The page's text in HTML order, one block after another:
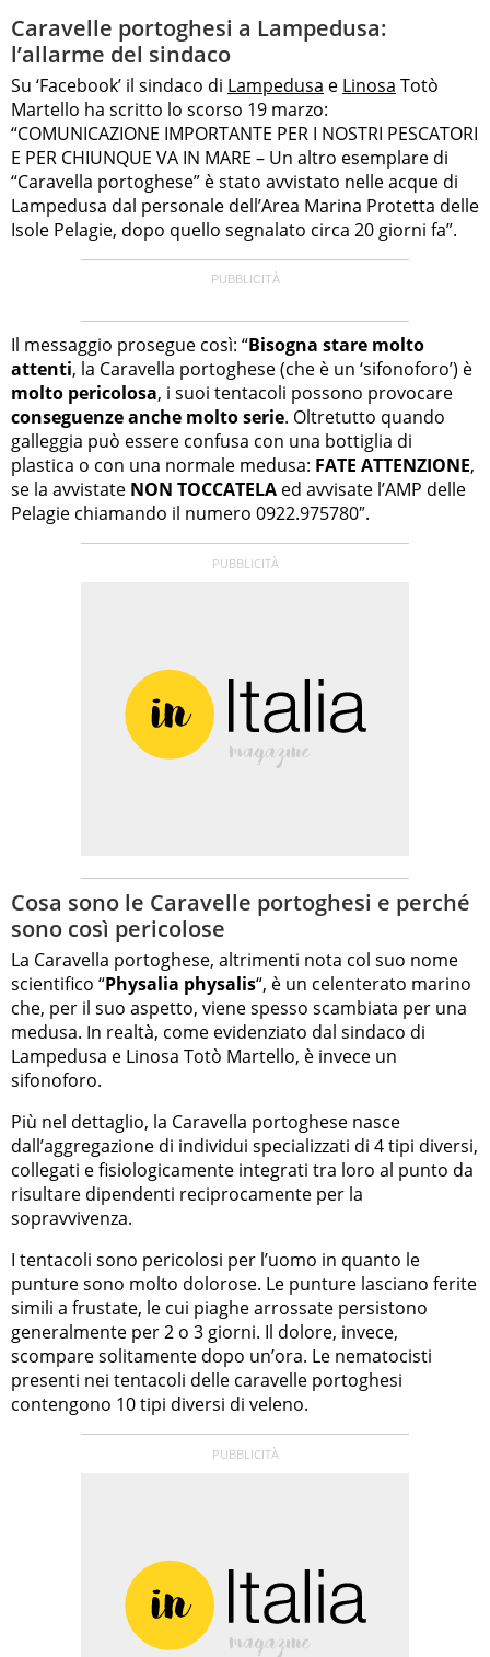
Caravelle portoghesi a Lampedusa:
l’allarme del sindaco
Su ‘Facebook’ il sindaco di Lampedusa e Linosa Totò
Martello ha scritto lo scorso 19 marzo:
“COMUNICAZIONE IMPORTANTE PER I NOSTRI PESCATORI
E PER CHIUNQUE VA IN MARE – Un altro esemplare di
“Caravella portoghese” è stato avvistato nelle acque di
Lampedusa dal personale dell’Area Marina Protetta delle
Isole Pelagie, dopo quello segnalato circa 20 giorni fa”.
Il messaggio prosegue così: “Bisogna stare molto
attenti, la Caravella portoghese (che è un ‘sifonoforo’) è
molto pericolosa, i suoi tentacoli possono provocare
conseguenze anche molto serie. Oltretutto quando
galleggia può essere confusa con una bottiglia di
plastica o con una normale medusa: FATE ATTENZIONE,
se la avvistate NON TOCCATELA ed avvisate l’AMP delle
Pelagie chiamando il numero 0922.975780″.
Cosa sono le Caravelle portoghesi e perché
sono così pericolose
La Caravella portoghese, altrimenti nota col suo nome
scientifico “Physalia physalis“, è un celenterato marino
che, per il suo aspetto, viene spesso scambiata per una
medusa. In realtà, come evidenziato dal sindaco di
Lampedusa e Linosa Totò Martello, è invece un
sifonoforo.
Più nel dettaglio, la Caravella portoghese nasce
dall’aggregazione di individui specializzati di 4 tipi diversi,
collegati e fisiologicamente integrati tra loro al punto da
risultare dipendenti reciprocamente per la
sopravvivenza.
I tentacoli sono pericolosi per l’uomo in quanto le
punture sono molto dolorose. Le punture lasciano ferite
simili a frustate, le cui piaghe arrossate persistono
generalmente per 2 o 3 giorni. Il dolore, invece,
scompare solitamente dopo un’ora. Le nematocisti
presenti nei tentacoli delle caravelle portoghesi
contengono 10 tipi diversi di veleno.